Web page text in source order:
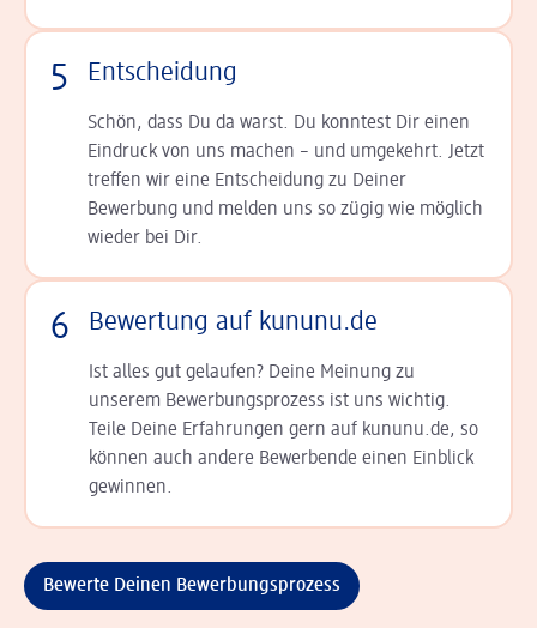
5 Entscheidung
Schön, dass Du da warst. Du konntest Dir einen
Ein­druck von uns machen – und umgekehrt. Jetzt
tref­fen wir eine Entscheidung zu Deiner
Bewerbung und melden uns so zügig wie möglich
wieder bei Dir.
6 Bewertung auf kununu.de
Ist alles gut gelaufen? Deine Meinung zu
unserem Bewerbungsprozess ist uns wichtig.
Teile Deine Erfahrungen gern auf kununu.de, so
können auch andere Bewerbende einen Einblick
gewinnen.
Bewerte Deinen Bewerbungsprozess